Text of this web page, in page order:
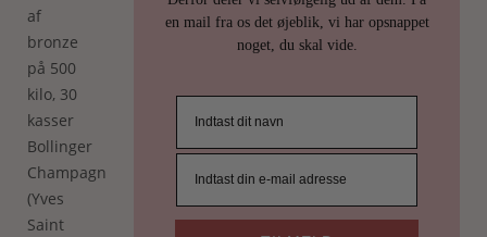
af
bronze
på 500
kilo, 30
kasser
Bollinger
Champagne
(Yves
Saint
en mail fra os det øjeblik, vi har opsnappet
noget, du skal vide.